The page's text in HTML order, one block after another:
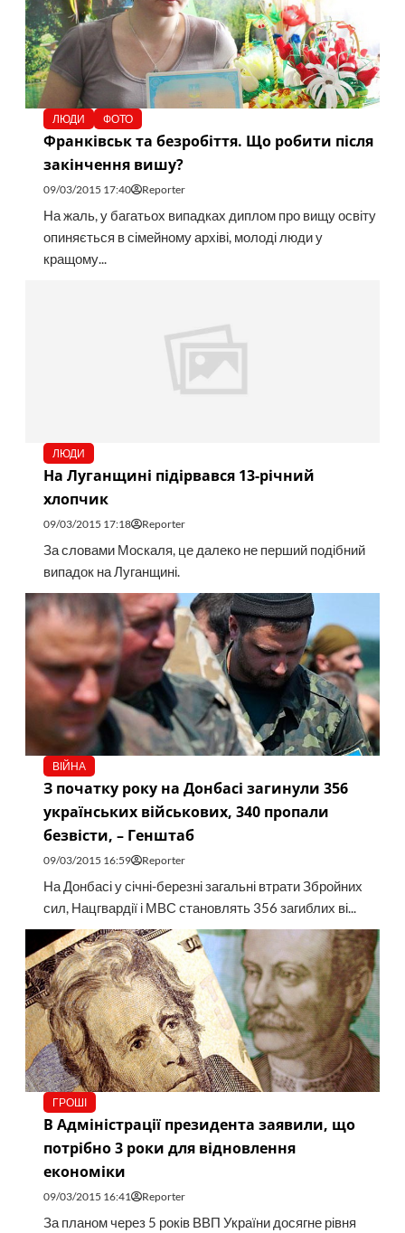
ЛЮДИ ФОТО
Франківськ та безробіття. Що робити після
закінчення вишу?
09/03/2015 17:40 Reporter
На жаль, у багатьох випадках диплом про вищу освіту
опиняється в сімейному архіві, молоді люди у
кращому...
ЛЮДИ
На Луганщині підірвався 13-річний
хлопчик
09/03/2015 17:18 Reporter
За словами Москаля, це далеко не перший подібний
випадок на Луганщині.
ВІЙНА
З початку року на Донбасі загинули 356
українських військових, 340 пропали
безвісти, – Генштаб
09/03/2015 16:59 Reporter
На Донбасі у січні-березні загальні втрати Збройних
сил, Нацгвардії і МВС становлять 356 загиблих ві...
ГРОШІ
В Адміністрації президента заявили, що
потрібно 3 роки для відновлення
економіки
09/03/2015 16:41 Reporter
За планом через 5 років ВВП України досягне рівня